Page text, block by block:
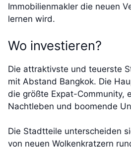
Immobilienmakler die neuen
lernen wird.
Wo investieren?
Die attraktivste und teuerste
mit Abstand Bangkok. Die
die größte Expat-Community,
Nachtleben und boomende
Die Stadtteile unterscheiden
von neuen Wolkenkratzern